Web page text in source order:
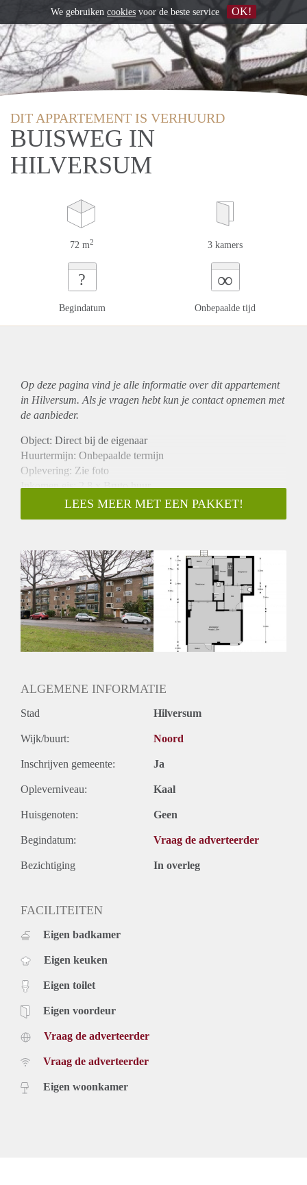
DIT APPARTEMENT IS VERHUURD
BUISWEG IN
HILVERSUM
72 m2 3 kamers
?
Begindatum
∞
Onbepaalde tijd
Op deze pagina vind je alle informatie over ditappartement
in Hilversum. Als je vragen hebt kun je contact opnemen met
de aanbieder.
Object: Direct bij de eigenaar
Huurtermijn: Onbepaalde termijn
Oplevering: Zie foto
Inkomen eis: 2,8 x Bruto huur
Garantiestelling mogelijk: Ja
Borg: 1 Maand
Huisdieren toegestaan: Afhankelijk van de Eigenaar
Huurtoeslag grens: Nee
Geschikt voor studenten: Afhankelijk van de Eigenaar
LEES MEER MET EEN PAKKET!
ALGEMENE INFORMATIE
Stad Hilversum
Wijk/buurt: Noord
Inschrijven gemeente: Ja
Opleverniveau: Kaal
Huisgenoten: Geen
Begindatum: Vraag de adverteerder
Bezichtiging In overleg
FACILITEITEN
Eigen badkamer
Eigen keuken
Eigen toilet
Eigen voordeur
Vraag de adverteerder
Vraag de adverteerder
Eigen woonkamer
We gebruiken cookies voor de beste service OK!